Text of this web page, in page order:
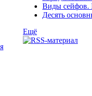
Виды сейфов.
Десять
Ещё